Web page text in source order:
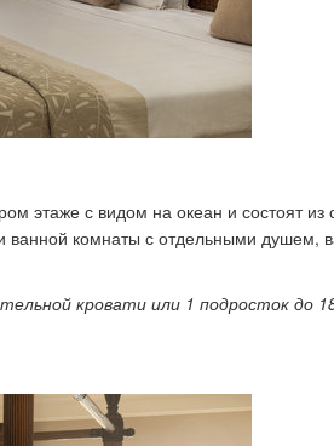
этаже с видом на океан и состоят из
ванной комнаты с отдельными душем,
кровати или 1 подросток до